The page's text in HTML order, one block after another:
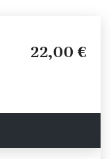
22,00 €